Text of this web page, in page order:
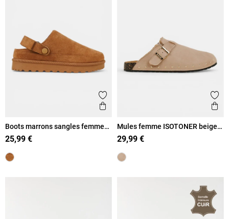
Ajouter aux favoris
Aperçu rapide
Boots marrons sangles femme
(36-41)
25,99 €
Mules femme ISOTONER beige
(36-41)
29,99 €